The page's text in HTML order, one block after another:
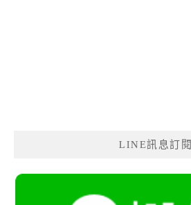
LINE訊息訂閱